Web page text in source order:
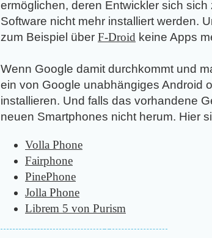
ermöglichen, deren Entwickler sich
Software nicht mehr installiert werden.
zum Beispiel über F-Droid keine Apps
Wenn Google damit durchkommt und
ein von Google unabhängiges Android
installieren. Und falls das vorhandene
neuen Smartphones nicht herum. Hier
Volla Phone
Fairphone
PinePhone
Jolla Phone
Librem 5 von Purism